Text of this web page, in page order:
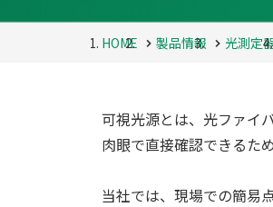
HOME 製品情報 光測定
可視光源とは、光ファイ
肉眼で直接確認できるた
当社では、現場での簡易